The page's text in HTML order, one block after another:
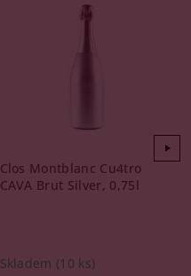
Clos Montblanc Cu4tro
CAVA Brut Silver, 0,75l
Skladem (10 ks)